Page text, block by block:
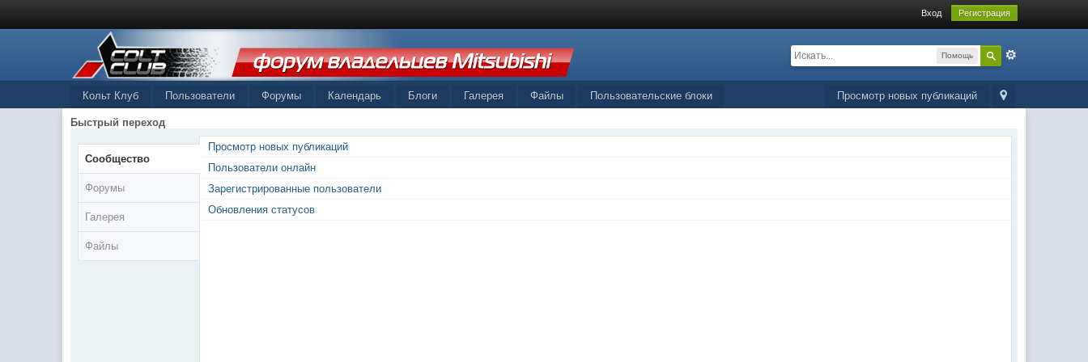
Вход Регистрация
Помощь
Просмотр новых публикаций
Кольт Клуб Пользователи Форумы Календарь Блоги Галерея Файлы Пользовательские блоки
Быстрый переход
Сообщество
Форумы
Галерея
Файлы
Просмотр новых публикаций
Пользователи онлайн
Зарегистрированные пользователи
Обновления статусов